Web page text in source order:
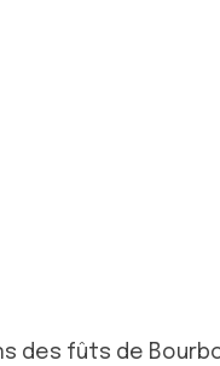
des fûts de